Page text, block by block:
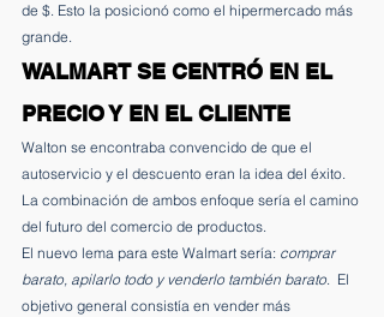
de $. Esto la posicionó como el hipermercado más
grande.
WALMART SE CENTRÓ EN EL
PRECIO Y EN EL CLIENTE
Walton se encontraba convencido de que el
autoservicio y el descuento eran la idea del éxito.
La combinación de ambos enfoque sería el camino
del futuro del comercio de productos.
El nuevo lema para este Walmart sería: comprar
barato, apilarlo todo y venderlo también barato.  El
objetivo general consistía en vender más